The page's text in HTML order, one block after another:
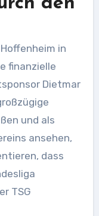
in
finanzielle
Dietmar
und als
ansehen,
dass
TSG